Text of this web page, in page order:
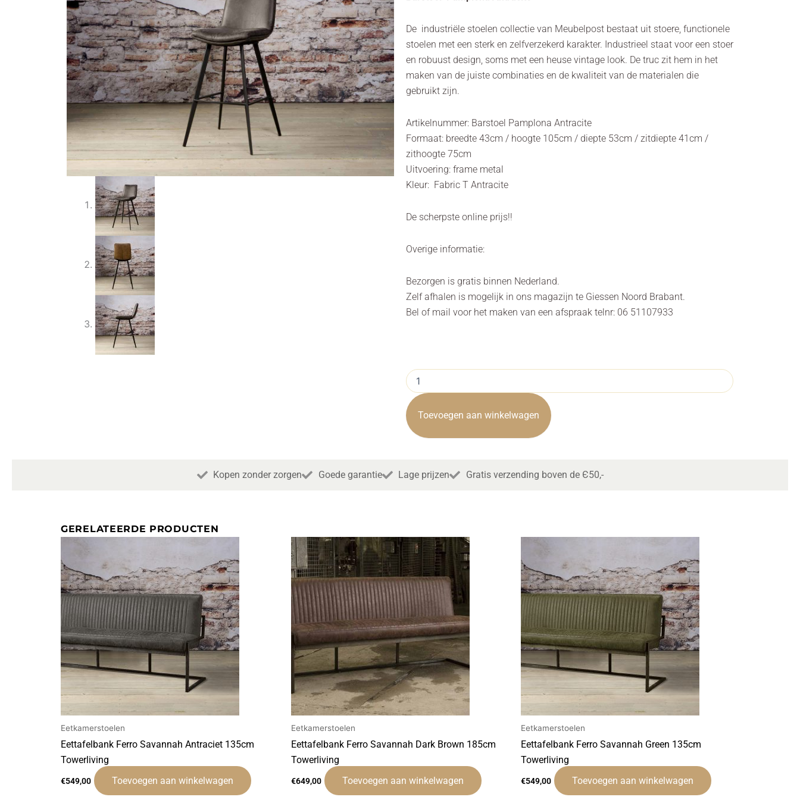
De industriële stoelen collectie van Meubelpost bestaat uit stoere, functionele
stoelen met een sterk en zelfverzekerd karakter. Industrieel staat voor een stoer
en robuust design, soms met een heuse vintage look. De truc zit hem in het
maken van de juiste combinaties en de kwaliteit van de materialen die
gebruikt zijn.
Artikelnummer: Barstoel Pamplona Antracite
Formaat: breedte 43cm / hoogte 105cm / diepte 53cm / zitdiepte 41cm /
zithoogte 75cm
Uitvoering: frame metal
Kleur: Fabric T Antracite
De scherpste online prijs!!
Overige informatie:
Bezorgen is gratis binnen Nederland.
Zelf afhalen is mogelijk in ons magazijn te Giessen Noord Brabant.
Bel of mail voor het maken van een afspraak telnr: 06 51107933
Barstoel
Pamplona
Antracite
aantalToevoegen aan winkelwagen
Kopen zonder zorgen Goede garantie Lage prijzen Gratis verzending boven de Є50,-
GERELATEERDE PRODUCTEN
Eetkamerstoelen
Eettafelbank Ferro Savannah Antraciet 135cm
Towerliving
€549,00 Toevoegen aan winkelwagen
Eetkamerstoelen
Eettafelbank Ferro Savannah Dark Brown 185cm
Towerliving
€649,00 Toevoegen aan winkelwagen
Eetkamerstoelen
Eettafelbank Ferro Savannah Green 135cm
Towerliving
€549,00 Toevoegen aan winkelwagen